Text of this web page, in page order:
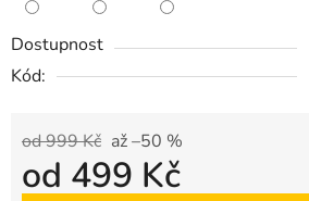
Dostupnost
Kód:
od 999 Kč až –50 %
od 499 Kč